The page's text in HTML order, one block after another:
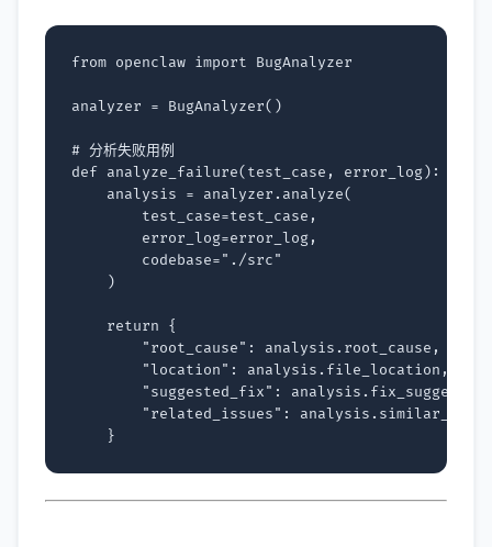
from openclaw import BugAnalyzer
analyzer = BugAnalyzer()
# 分析失败用例
def analyze_failure( test_case , error_log):
analysis
= analyzer . analyze(
test_case=test_case ,
error_log=error_log,
codebase="./src"
)
return
{
"root_cause" : analysis . root_cause ,
"location" : analysis . file_location ,
"suggested_fix" : analysis . fix_suggestion
"related_issues" : analysis . similar_bugs
}